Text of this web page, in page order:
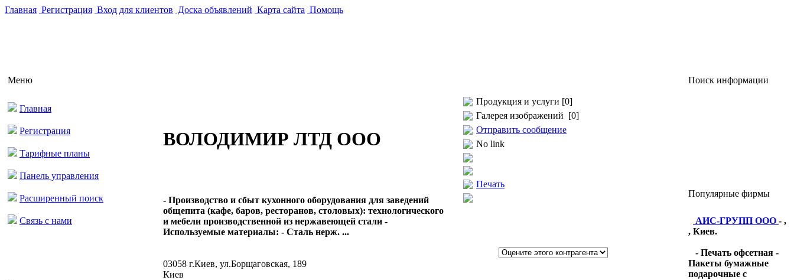
Главная Регистрация Вход для клиентов Доска объявлений Карта сайта Помощь
Меню
Главная
Регистрация
Тарифные планы
Панель управления
Расширенный поиск
Связь с нами
ВОЛОДИМИР ЛТД ООО
- Производство и сбыт кухонного оборудования для заведений
общепита (кафе, баров, ресторанов, столовых): технологического
и мебели производственной из нержавеющей стали -
Используемые материалы: - Сталь нерж. ...
03058 г.Киев, ул.Борщаговская, 189
Киев
Продукция и услуги [0]
Галерея изображений [0]
Отправить сообщение
No link
Печать
Поиск информации
Популярные фирмы
АИС-ГРУПП ООО - ,
, Киев.
- Печать офсетная -
Пакеты бумажные
подарочные с